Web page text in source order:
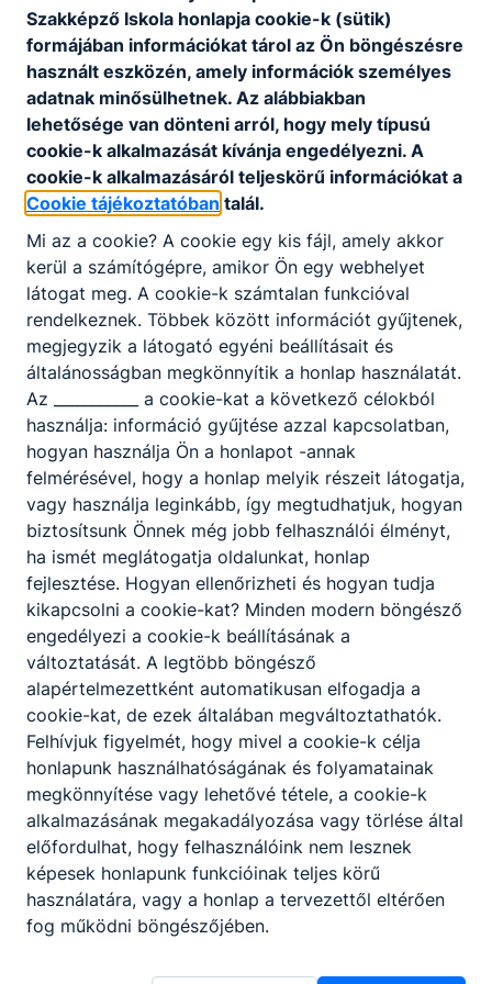
Bemeneti
feltétel:
szakképzésben szerzett
középfokú végzettséggel
és szakképzettséggel vagy
szakképesítéssel
rendelkezik
Képzési idő:
2 év (iskolai szüneteket is
tartalmazza)
A képzés
kezdete:
2026. szeptember 01.
Képzés
munkarendje:
esti (felnőttképzési
jogviszony)
Iskola, ahol
indul a képzés:
Budapesti Komplex SZC
Kaesz Gyula Faipari
Technikum és Szakképző
Iskola
Válaszható
szakmairány:
Képzés
indulása:
minimum 20 fő esetén
Jelentkezés: 16 éves kortól
Finanszírozási
forma
államilag támogatott,
ingyenes
Oktatás:
elméleti képzés az
Szakképző Iskola honlapja cookie-k (sütik)
formájában információkat tárol az Ön böngészésre
használt eszközén, amely információk személyes
adatnak minősülhetnek. Az alábbiakban
lehetősége van dönteni arról, hogy mely típusú
cookie-k alkalmazását kívánja engedélyezni. A
cookie-k alkalmazásáról teljeskörű információkat a
Cookie tájékoztatóban talál.
Mi az a cookie? A cookie egy kis fájl, amely akkor
kerül a számítógépre, amikor Ön egy webhelyet
látogat meg. A cookie-k számtalan funkcióval
rendelkeznek. Többek között információt gyűjtenek,
megjegyzik a látogató egyéni beállításait és
általánosságban megkönnyítik a honlap használatát.
Az ___________ a cookie-kat a következő célokból
használja: információ gyűjtése azzal kapcsolatban,
hogyan használja Ön a honlapot -annak
felmérésével, hogy a honlap melyik részeit látogatja,
vagy használja leginkább, így megtudhatjuk, hogyan
biztosítsunk Önnek még jobb felhasználói élményt,
ha ismét meglátogatja oldalunkat, honlap
fejlesztése. Hogyan ellenőrizheti és hogyan tudja
kikapcsolni a cookie-kat? Minden modern böngésző
engedélyezi a cookie-k beállításának a
változtatását. A legtöbb böngésző
alapértelmezettként automatikusan elfogadja a
cookie-kat, de ezek általában megváltoztathatók.
Felhívjuk figyelmét, hogy mivel a cookie-k célja
honlapunk használhatóságának és folyamatainak
megkönnyítése vagy lehetővé tétele, a cookie-k
alkalmazásának megakadályozása vagy törlése által
előfordulhat, hogy felhasználóink nem lesznek
képesek honlapunk funkcióinak teljes körű
használatára, vagy a honlap a tervezettől eltérően
fog működni böngészőjében.